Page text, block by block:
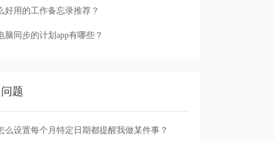
好用的工作备忘录推荐？
脑同步的计划app有哪些？
题
么设置每个月特定日期都提醒我做某件事？